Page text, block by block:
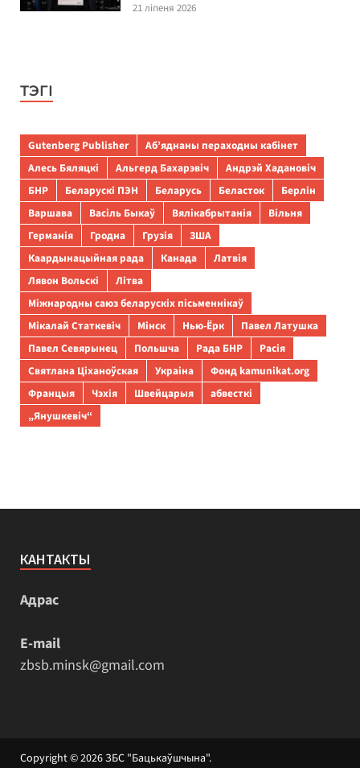
21 ліпеня 2026
ТЭГІ
Gutenberg Publisher
Аб’яднаны пераходны кабінет
Алесь Бяляцкі
Альгерд Бахарэвіч
Андрэй Хадановіч
БНР
Беларускі ПЭН Беларусь Беласток
Берлін
Варшава
Васіль Быкаў Вялікабрытанія
Вільня
Германія
Гродна Грузія
ЗША
Каардынацыйная рада
Канада
Латвія
Лявон Вольскі
Літва
Міжнародны саюз беларускіх пісьменнікаў
Мікалай Статкевіч
Мінск Нью-Ёрк
Павел Латушка
Павел Севярынец
Польшча Рада БНР
Расія
Святлана Ціханоўская
Украіна
Фонд kamunikat.org
Францыя
Чэхія Швейцарыя
абвесткі
„Янушкевіч“
КАНТАКТЫ
Адрас
E-mail
zbsb.minsk@gmail.com
Copyright © 2026ЗБС "Бацькаўшчына".